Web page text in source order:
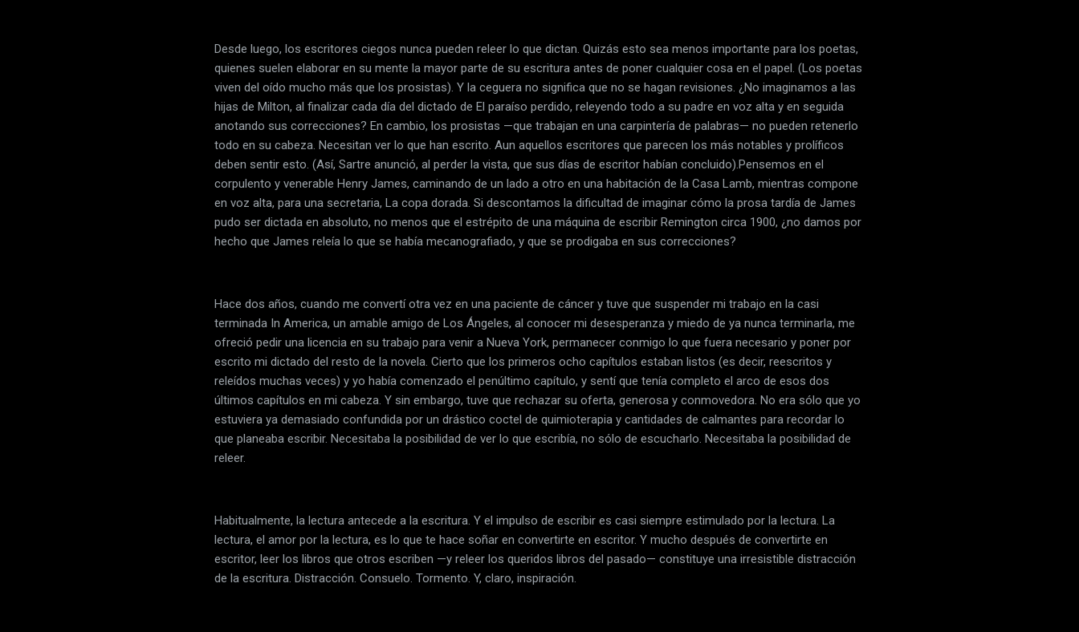
Desde luego, los escritores ciegos nunca pueden releer lo que dictan. Quizás esto sea menos importante para los poetas,
quienes suelen elaborar en su mente la mayor parte de su escritura antes de poner cualquier cosa en el papel. (Los poetas
viven del oído mucho más que los prosistas). Y la ceguera no significa que no se hagan revisiones. ¿No imaginamos a las
hijas de Milton, al finalizar cada día del dictado de El paraíso perdido, releyendo todo a su padre en voz alta y en seguida
anotando sus correcciones? En cambio, los prosistas —que trabajan en una carpintería de palabras— no pueden retenerlo
todo en su cabeza. Necesitan ver lo que han escrito. Aun aquellos escritores que parecen los más notables y prolíficos
deben sentir esto. (Así, Sartre anunció, al perder la vista, que sus días de escritor habían concluido).Pensemos en el
corpulento y venerable Henry James, caminando de un lado a otro en una habitación de la Casa Lamb, mientras compone
en voz alta, para una secretaria, La copa dorada. Si descontamos la dificultad de imaginar cómo la prosa tardía de James
pudo ser dictada en absoluto, no menos que el estrépito de una máquina de escribir Remington circa 1900, ¿no damos por
hecho que James releía lo que se había mecanografiado, y que se prodigaba en sus correcciones?
Hace dos años, cuando me convertí otra vez en una paciente de cáncer y tuve que suspender mi trabajo en la casi
terminada In America, un amable amigo de Los Ángeles, al conocer mi desesperanza y miedo de ya nunca terminarla, me
ofreció pedir una licencia en su trabajo para venir a Nueva York, permanecer conmigo lo que fuera necesario y poner por
escrito mi dictado del resto de la novela. Cierto que los primeros ocho capítulos estaban listos (es decir, reescritos y
releídos muchas veces) y yo había comenzado el penúltimo capítulo, y sentí que tenía completo el arco de esos dos
últimos capítulos en mi cabeza. Y sin embargo, tuve que rechazar su oferta, generosa y conmovedora. No era sólo que yo
estuviera ya demasiado confundida por un drástico coctel de quimioterapia y cantidades de calmantes para recordar lo
que planeaba escribir. Necesitaba la posibilidad de ver lo que escribía, no sólo de escucharlo. Necesitaba la posibilidad de
releer.
Habitualmente, la lectura antecede a la escritura. Y el impulso de escribir es casi siempre estimulado por la lectura. La
lectura, el amor por la lectura, es lo que te hace soñar en convertirte en escritor. Y mucho después de convertirte en
escritor, leer los libros que otros escriben —y releer los queridos libros del pasado— constituye una irresistible distracción
de la escritura. Distracción. Consuelo. Tormento. Y, claro, inspiración.